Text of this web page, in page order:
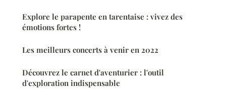
Explore le parapente en tarentaise : vivez des
émotions fortes !
Les meilleurs concerts à venir en 2022
Découvrez le carnet d'aventurier : l'outil
d'exploration indispensable